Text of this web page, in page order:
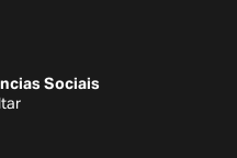
Sociais